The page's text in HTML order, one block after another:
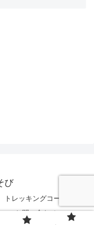
び
トレッキングコース
お問い合わせ